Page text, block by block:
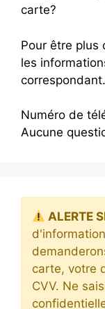
carte?
Pour être plus
les
correspondant.
Numéro de
Aucune
ALERTE
carte, votre
CVV. Ne